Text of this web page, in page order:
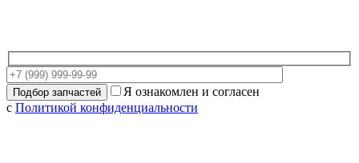
Я ознакомлен и согласен
с Политикой конфиденциальности